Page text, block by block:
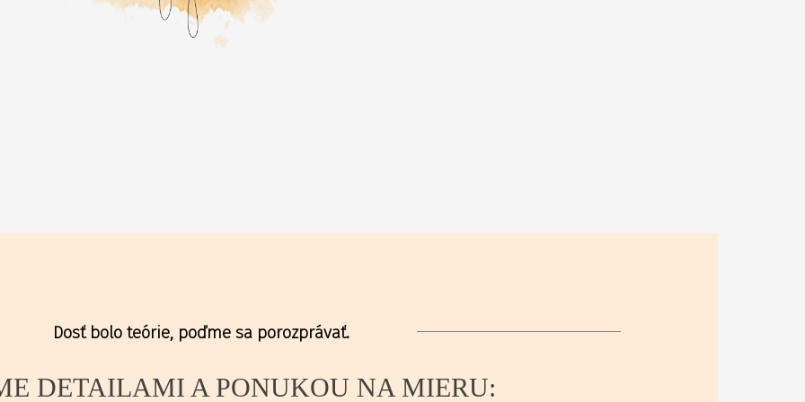
Dosť bolo teórie, poďme sa porozprávať.
DETAILAMI A PONUKOU NA MIERU: